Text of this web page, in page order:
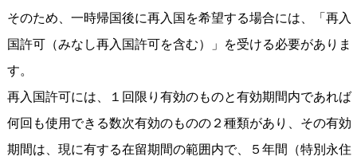
そのため、一時帰国後に再入国を希望する場合には、「再入
国許可（みなし再入国許可を含む）」を受ける必要がありま
す。
再入国許可には、１回限り有効のものと有効期間内であれば
何回も使用できる数次有効のものの２種類があり、その有効
期間は、現に有する在留期間の範囲内で、５年間（特別永住